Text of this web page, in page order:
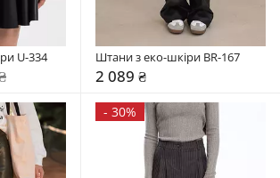
U-334 Штани з еко-шкіри BR-167
2 089 ₴
- 30%